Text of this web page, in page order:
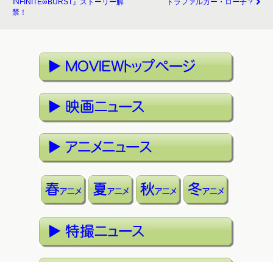
INFINITE∞BURST』ストーリー解
禁！
トラファルガー・ロー子？